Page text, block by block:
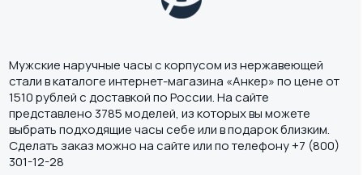
Мужские наручные часы c корпусом из нержавеющей
стали в каталоге интернет-магазина «Анкер» по цене от
1510 рублей с доставкой по России. На сайте
представлено 3785 моделей, из которых вы можете
выбрать подходящие часы себе или в подарок близким.
Сделать заказ можно на сайте или по телефону +7 (800)
301-12-28